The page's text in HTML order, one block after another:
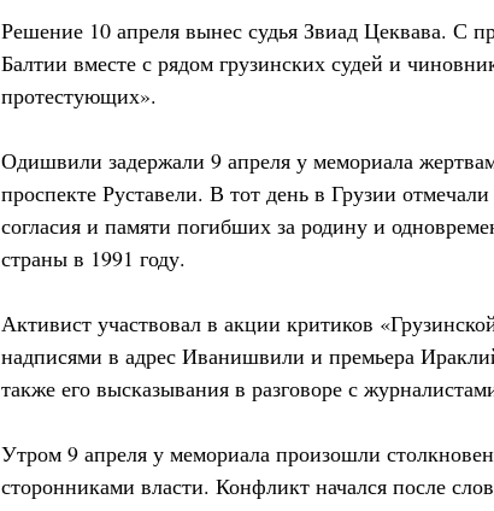
Решение 10 апреля вынес судья Звиад Цеквава. С
Балтии вместе с рядом грузинских судей и
протестующих».
Одишвили задержали 9 апреля у мемориала
проспекте Руставели. В тот день в Грузии
согласия и памяти погибших за родину и
страны в 1991 году.
Активист участвовал в акции критиков
надписями в адрес Иванишвили и премьера
также его высказывания в разговоре с
Утром 9 апреля у мемориала произошли
сторонниками власти. Конфликт начался после